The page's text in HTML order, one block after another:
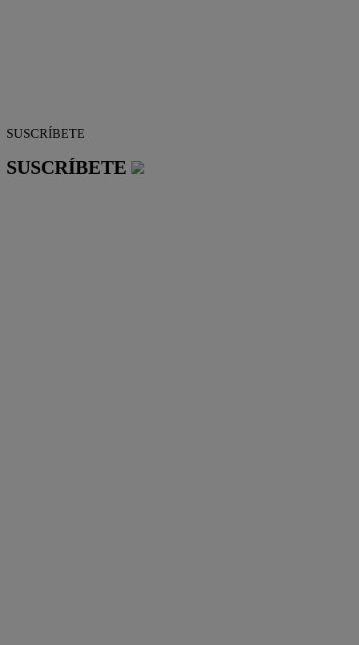
SUSCRÍBETE
SUSCRÍBETE